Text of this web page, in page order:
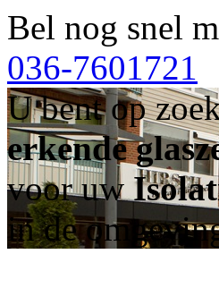
Bel nog snel
036-7601721
U bent op
erkende
voor uw
in de